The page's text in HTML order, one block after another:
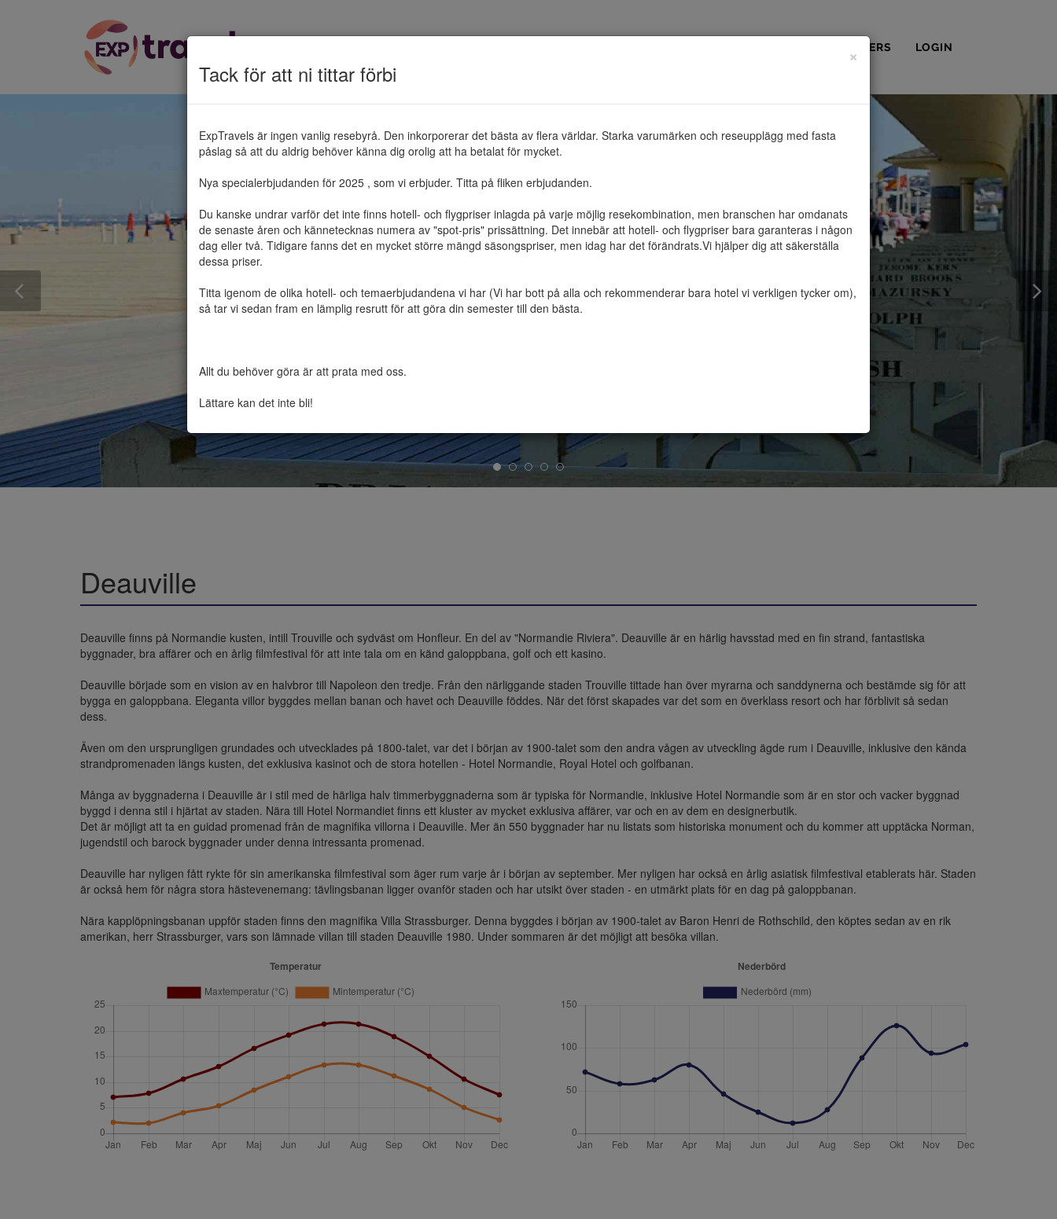
PARTNERS LOGIN
Tack för att ni tittar förbi
×
ExpTravels är ingen vanlig resebyrå. Den inkorporerar det bästa av flera världar. Starka varumärken och reseupplägg med fasta
påslag så att du aldrig behöver känna dig orolig att ha betalat för mycket.
Nya specialerbjudanden för 2025 , som vi erbjuder. Titta på fliken erbjudanden.
Du kanske undrar varför det inte finns hotell- och flygpriser inlagda på varje möjlig resekombination, men branschen har omdanats
de senaste åren och kännetecknas numera av "spot-pris" prissättning. Det innebär att hotell- och flygpriser bara garanteras i någon
dag eller två. Tidigare fanns det en mycket större mängd säsongspriser, men idag har det förändrats.Vi hjälper dig att säkerställa
dessa priser.
Titta igenom de olika hotell- och temaerbjudandena vi har (Vi har bott på alla och rekommenderar bara hotel vi verkligen tycker om),
så tar vi sedan fram en lämplig resrutt för att göra din semester till den bästa.
Allt du behöver göra är att prata med oss.
Lättare kan det inte bli!
Deauville
Deauville finns på Normandie kusten, intill Trouville och sydväst om Honfleur. En del av "Normandie Riviera". Deauville är en härlig havsstad med en fin strand, fantastiska
byggnader, bra affärer och en årlig filmfestival för att inte tala om en känd galoppbana, golf och ett kasino.
Deauville började som en vision av en halvbror till Napoleon den tredje. Från den närliggande staden Trouville tittade han över myrarna och sanddynerna och bestämde sig för att
bygga en galoppbana. Eleganta villor byggdes mellan banan och havet och Deauville föddes. När det först skapades var det som en överklass resort och har förblivit så sedan
dess.
Även om den ursprungligen grundades och utvecklades på 1800-talet, var det i början av 1900-talet som den andra vågen av utveckling ägde rum i Deauville, inklusive den kända
strandpromenaden längs kusten, det exklusiva kasinot och de stora hotellen - Hotel Normandie, Royal Hotel och golfbanan.
Många av byggnaderna i Deauville är i stil med de härliga halv timmerbyggnaderna som är typiska för Normandie, inklusive Hotel Normandie som är en stor och vacker byggnad
byggd i denna stil i hjärtat av staden. Nära till Hotel Normandiet finns ett kluster av mycket exklusiva affärer, var och en av dem en designerbutik.
Det är möjligt att ta en guidad promenad från de magnifika villorna i Deauville. Mer än 550 byggnader har nu listats som historiska monument och du kommer att upptäcka Norman,
jugendstil och barock byggnader under denna intressanta promenad.
Deauville har nyligen fått rykte för sin amerikanska filmfestival som äger rum varje år i början av september. Mer nyligen har också en årlig asiatisk filmfestival etablerats här. Staden
är också hem för några stora hästevenemang: tävlingsbanan ligger ovanför staden och har utsikt över staden - en utmärkt plats för en dag på galoppbanan.
Nära kapplöpningsbanan uppför staden finns den magnifika Villa Strassburger. Denna byggdes i början av 1900-talet av Baron Henri de Rothschild, den köptes sedan av en rik
amerikan, herr Strassburger, vars son lämnade villan till staden Deauville 1980. Under sommaren är det möjligt att besöka villan.